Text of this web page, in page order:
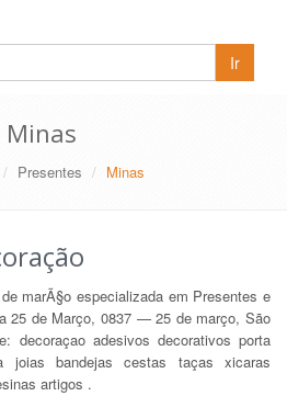
Ir
Minas
Presentes Minas
marÃ§o especializada em Presentes e
25 de Março, 0837 — 25 de março, São
decoraçao adesivos decorativos porta
joias bandejas cestas taças xicaras
artigos .